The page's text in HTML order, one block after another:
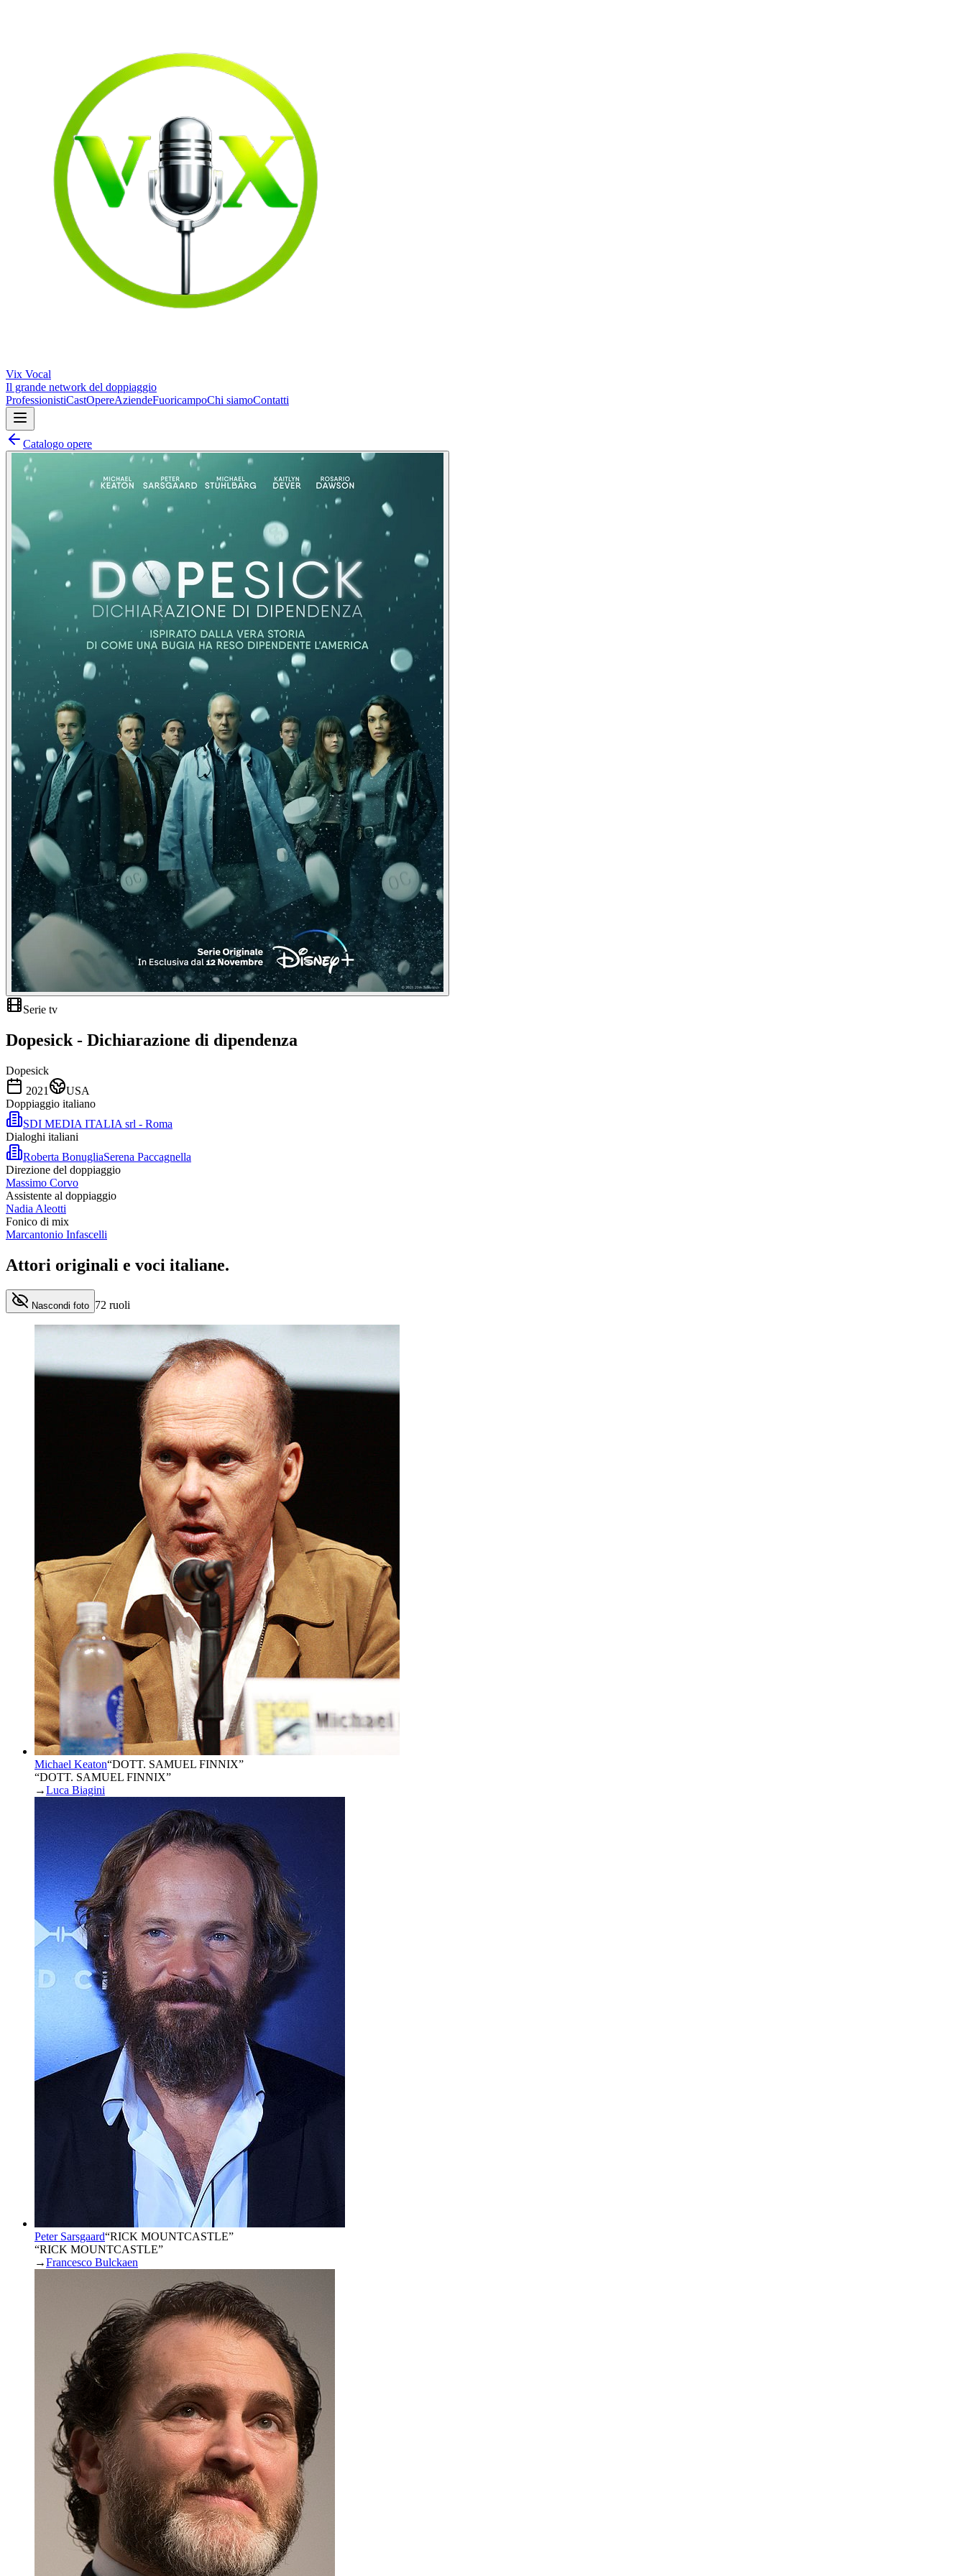
Vix Vocal
Il grande network del doppiaggio
ProfessionistiCastOpereAziendeFuoricampoChi siamoContatti
Catalogo opere
Serie tv
Dopesick - Dichiarazione di dipendenza
Dopesick
2021
USA
Doppiaggio italiano
SDI MEDIA ITALIA srl - Roma
Dialoghi italiani
Roberta BonugliaSerena Paccagnella
Direzione del doppiaggio
Massimo Corvo
Assistente al doppiaggio
Nadia Aleotti
Fonico di mix
Marcantonio Infascelli
Attori originali e voci italiane.
Nascondi foto 72 ruoli
Michael Keaton“DOTT. SAMUEL FINNIX”
“DOTT. SAMUEL FINNIX”
→Luca Biagini
Peter Sarsgaard“RICK MOUNTCASTLE”
“RICK MOUNTCASTLE”
→Francesco Bulckaen